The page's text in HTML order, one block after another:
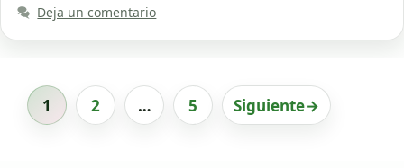
Deja un comentario
Página
1 Página
2 … Página
5 Siguiente→